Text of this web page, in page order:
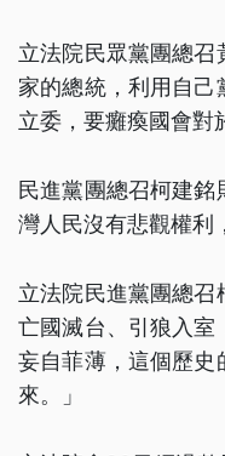
立法院民眾黨團總召
家的總統，利用自
立委，要癱瘓國會對
民進黨團總召柯建
灣人民沒有悲觀權利
立法院民進黨團總
亡國滅台、引狼入室
妄自菲薄，這個歷史
來。」